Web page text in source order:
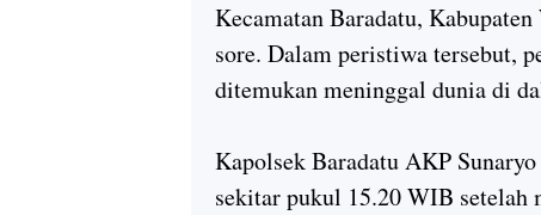
Kecamatan Baradatu,
sore. Dalam peristiwa tersebut,
ditemukan meninggal dunia di
Kapolsek Baradatu AKP
sekitar pukul 15.20 WIB setelah